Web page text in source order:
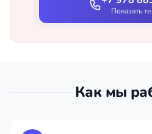
Показать
Как мы